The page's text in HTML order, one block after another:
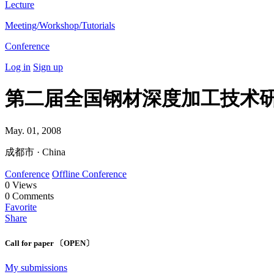
Lecture
Meeting/Workshop/Tutorials
Conference
Log in Sign up
第二届全国钢材深度加工技术
May. 01, 2008
成都市 · China
Conference Offline Conference
0 Views
0 Comments
Favorite
Share
Call for paper 〔OPEN〕
My submissions